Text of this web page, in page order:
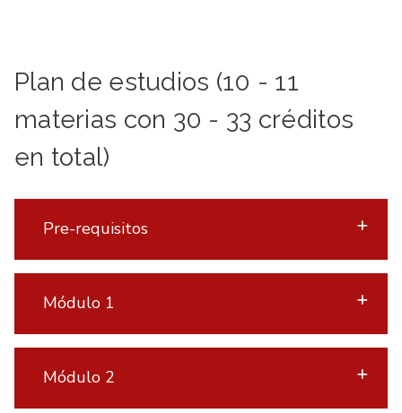
Plan de estudios (10 - 11
materias con 30 - 33 créditos
en total)
Pre-requisitos
Módulo 1
Módulo 2